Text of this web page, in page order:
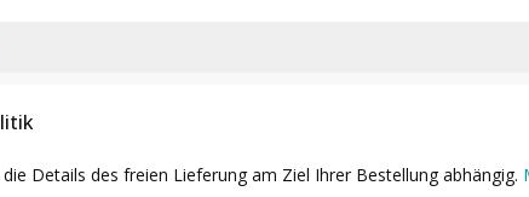
Details des freien Lieferung am Ziel Ihrer Bestellung abhängig.